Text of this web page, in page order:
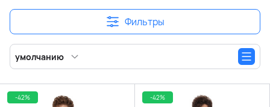
Фильтры
умолчанию
-42% -42%